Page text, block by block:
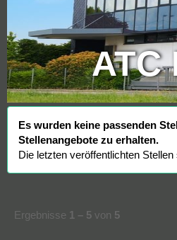
ATC
Es wurden keine passenden
Stellenangebote zu erhalten.
Die letzten veröffentlichten
Ergebnisse 1 – 5 von 5